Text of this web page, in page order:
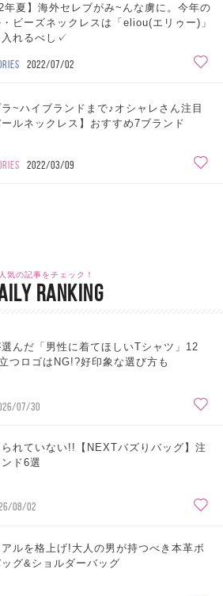
年夏】海外セレブがみ~んな虜に。今年の
ビーズネックレスは「eliou(エリゥー)」
入れるべし✓
2022/07/02
~ハイブランドまで♪オシャレさん注目
ルネックレス】おすすめ7ブランド
2022/03/09
人気の記事をチェック！
RANKING
んだ「男性に着てほしいTシャツ」12
つロゴはNG!?好印象な選び方も
07/30
られていない!!【NEXTバズりバッグ】注
ド6選
08/02
ルを格上げ!大人の男が持つべき本革ボ
グ&ショルダーバッグ